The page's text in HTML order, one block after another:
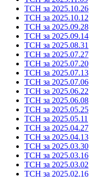
ТСН за 2025.10.26
ТСН за 2025.10.12
ТСН за 2025.09.28
ТСН за 2025.09.14
ТСН за 2025.08.31
ТСН за 2025.07.27
ТСН за 2025.07.20
ТСН за 2025.07.13
ТСН за 2025.07.06
ТСН за 2025.06.22
ТСН за 2025.06.08
ТСН за 2025.05.25
ТСН за 2025.05.11
ТСН за 2025.04.27
ТСН за 2025.04.13
ТСН за 2025.03.30
ТСН за 2025.03.16
ТСН за 2025.03.02
ТСН за 2025.02.16